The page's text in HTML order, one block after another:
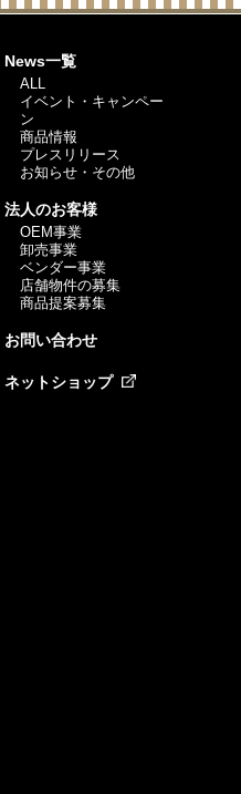
News一覧
ALL
イベント・キャンペー
ン
商品情報
プレスリリース
お知らせ・その他
法人のお客様
OEM事業
卸売事業
ベンダー事業
店舗物件の募集
商品提案募集
お問い合わせ
ネットショップ